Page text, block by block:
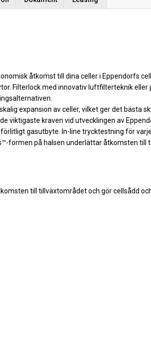
åtkomst till dina celler i Eppendorfs
Filterlock med innovativ luftfilterteknik
expansion av celler, vilket ger det bästa
kraven vid utvecklingen av
gasutbyte. In-line trycktestning för
formen på halsen underlättar åtkomsten till
till tillväxtområdet och gör cellsådd